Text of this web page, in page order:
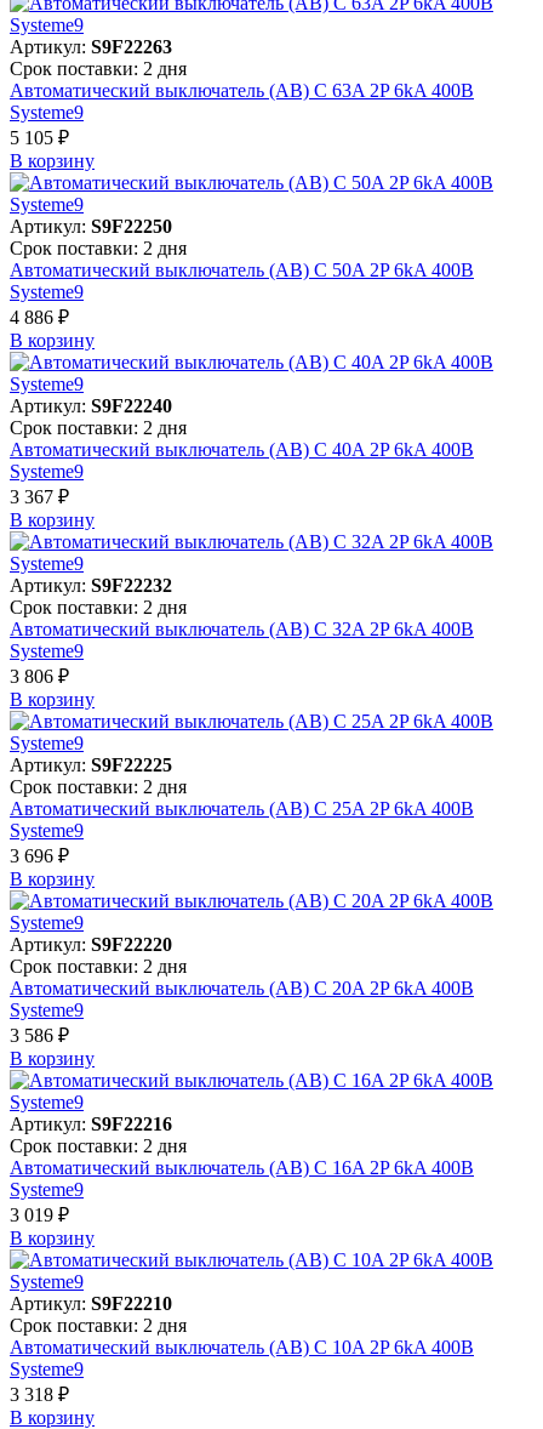
Артикул: S9F22263
Срок поставки: 2 дня
Автоматический выключатель (АВ) C 63A 2P 6kA 400В
Systeme9
5 105 ₽
В корзинy
Артикул: S9F22250
Срок поставки: 2 дня
Автоматический выключатель (АВ) C 50A 2P 6kA 400В
Systeme9
4 886 ₽
В корзинy
Артикул: S9F22240
Срок поставки: 2 дня
Автоматический выключатель (АВ) C 40A 2P 6kA 400В
Systeme9
3 367 ₽
В корзинy
Артикул: S9F22232
Срок поставки: 2 дня
Автоматический выключатель (АВ) C 32A 2P 6kA 400В
Systeme9
3 806 ₽
В корзинy
Артикул: S9F22225
Срок поставки: 2 дня
Автоматический выключатель (АВ) C 25A 2P 6kA 400В
Systeme9
3 696 ₽
В корзинy
Артикул: S9F22220
Срок поставки: 2 дня
Автоматический выключатель (АВ) C 20A 2P 6kA 400В
Systeme9
3 586 ₽
В корзинy
Артикул: S9F22216
Срок поставки: 2 дня
Автоматический выключатель (АВ) C 16A 2P 6kA 400В
Systeme9
3 019 ₽
В корзинy
Артикул: S9F22210
Срок поставки: 2 дня
Автоматический выключатель (АВ) C 10A 2P 6kA 400В
Systeme9
3 318 ₽
В корзинy